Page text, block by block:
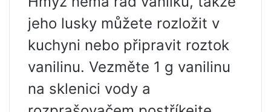
jeho lusky můžete rozložit v
kuchyni nebo připravit roztok
vanilinu. Vezměte 1 g vanilinu
na sklenici vody a